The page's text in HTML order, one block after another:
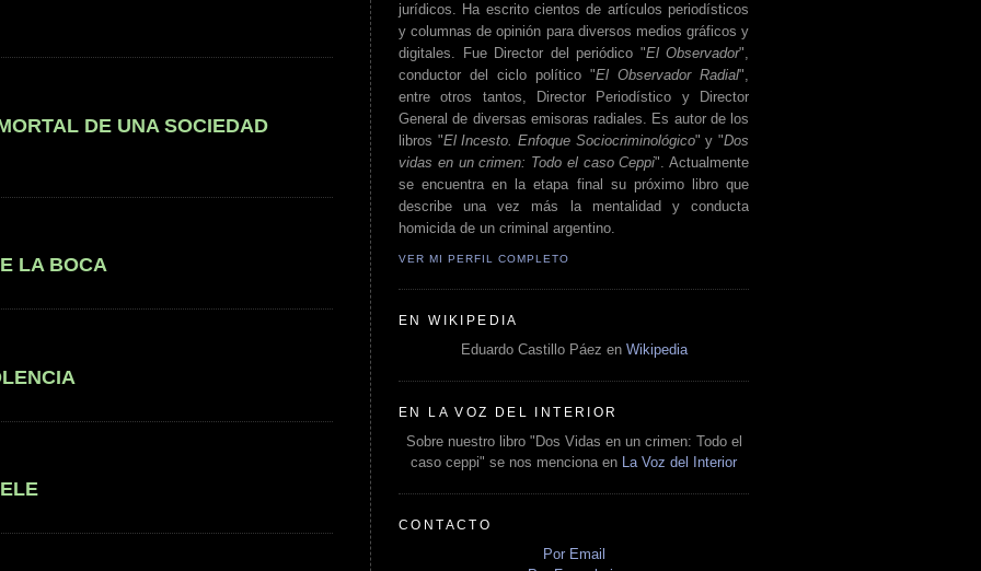
DE UNA SOCIEDAD
LA BOCA
jurídicos. Ha escrito cientos de artículos periodísticos
y columnas de opinión para diversos medios gráficos y
digitales. Fue Director del periódico "El Observador",
conductor del ciclo político "El Observador Radial",
entre otros tantos, Director Periodístico y Director
General de diversas emisoras radiales. Es autor de los
libros "El Incesto. Enfoque Sociocriminológico" y "Dos
vidas en un crimen: Todo el caso Ceppi". Actualmente
se encuentra en la etapa final su próximo libro que
describe una vez más la mentalidad y conducta
homicida de un criminal argentino.
VER MI PERFIL COMPLETO
EN WIKIPEDIA
Eduardo Castillo Páez en Wikipedia
EN LA VOZ DEL INTERIOR
Sobre nuestro libro "Dos Vidas en un crimen: Todo el
caso ceppi" se nos menciona en
La Voz del Interior
CONTACTO
Por Email